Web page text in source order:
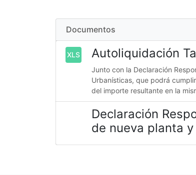
Documentos
XLS Autoliquidación
Junto con la Declaración
Urbanísticas, que podrá
del importe resultante en la
Declaración
de nueva planta